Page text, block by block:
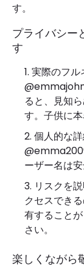
す。
プライバシー
す
実際のフル
ると、見知
す。子供に
個人的な
ーザー名は
リスクを
クセスでき
有すること
さい。
楽しくながら